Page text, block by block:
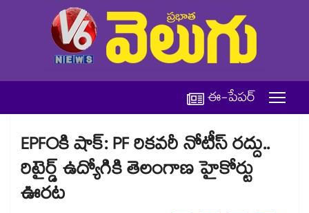
ఈ-పేపర్
EPFOకి షాక్: PF రికవరీ నోటీస్ రద్దు..
రిటైర్డ్ ఉద్యోగికి తెలంగాణ హైకోర్టు
ఊరట